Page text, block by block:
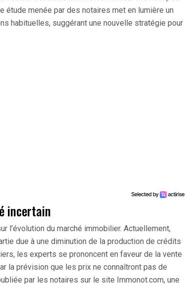
étude menée par des notaires met en lumière un
habituelles, suggérant une nouvelle stratégie pour
incertain
l’évolution du marché immobilier. Actuellement,
due à une diminution de la production de crédits
les experts se prononcent en faveur de la vente
la prévision que les prix ne connaîtront pas de
par les notaires sur le site Immonot.com, une